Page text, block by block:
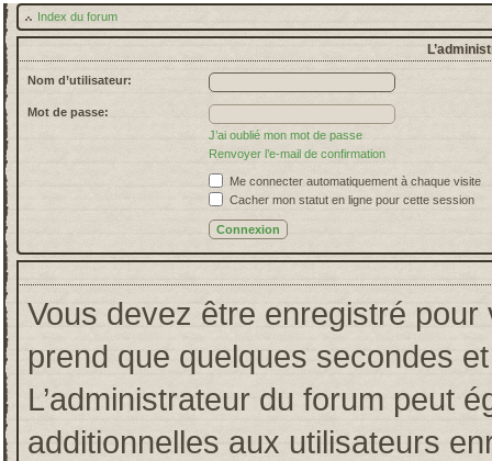
Index du forum
Nom d’utilisateur:
Mot de passe:
J’ai oublié mon mot de passe
Renvoyer l’e-mail de confirmation
Me connecter automatiquement à chaque visite
Cacher mon statut en ligne pour cette session
Vous devez être enregistré pour
prend que quelques secondes
L’administrateur du forum peut
additionnelles aux utilisateurs